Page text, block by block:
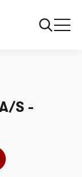
S -